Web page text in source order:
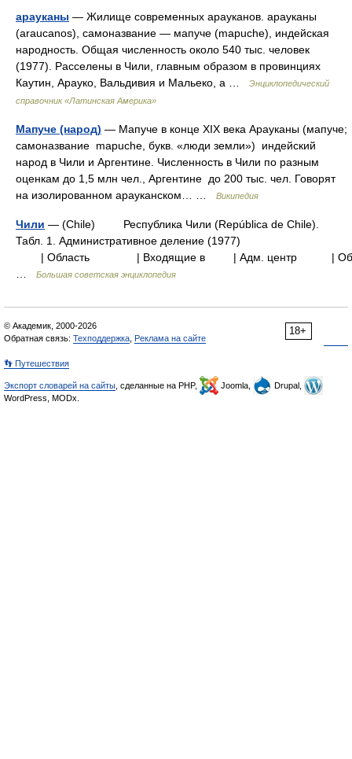
арауканы — Жилище современных арауканов. арауканы
(araucanos), самоназвание — мапуче (mapuche), индейская
народность. Общая численность около 540 тыс. человек
(1977). Расселены в Чили, главным образом в провинциях
Каутин, Арауко, Вальдивия и Мальеко, а …
Энциклопедический
справочник «Латинская Америка»
Мапуче (народ) — Мапуче в конце XIX века Арауканы (мапуче;
самоназвание mapuche, букв. «люди земли») индейский
народ в Чили и Аргентине. Численность в Чили по разным
оценкам до 1,5 млн чел., Аргентине до 200 тыс. чел. Говорят
на изолированном арауканском… …
Википедия
Чили — (Chile) Республика Чили (República de Chile).
Табл. 1. Административное деление (1977)
| Область | Входящие в | Адм. центр |
Большая советская энциклопедия
18+
© Академик, 2000-2026
Обратная связь: Техподдержка Реклама на сайте
👣 Путешествия
Экспорт словарей на сайты , сделанные на PHP, Joomla,
Drupal,
WordPress, MODx.